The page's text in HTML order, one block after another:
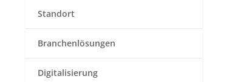
Standort
Branchenlösungen
Digitalisierung